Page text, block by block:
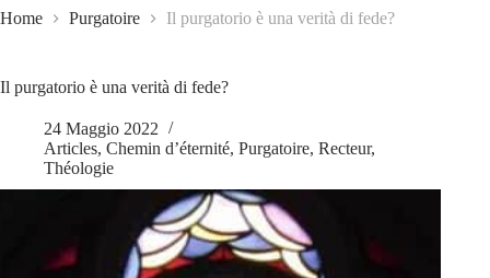
Home Purgatoire Il purgatorio è una verità di fede?
Il purgatorio è una verità di fede?
24 Maggio 2022
Articles, Chemin d’éternité, Purgatoire, Recteur,
Théologie